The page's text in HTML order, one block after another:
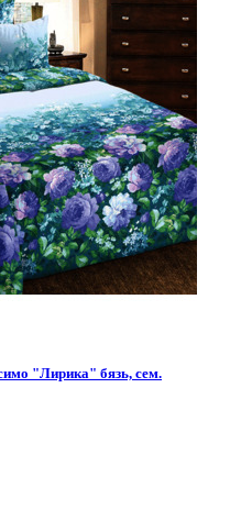
"Лирика" бязь, сем.